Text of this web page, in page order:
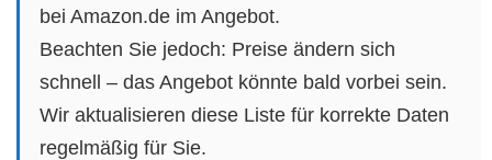
bei Amazon.de im Angebot.
Beachten Sie jedoch: Preise ändern sich
schnell – das Angebot könnte bald vorbei sein.
Wir aktualisieren diese Liste für korrekte Daten
regelmäßig für Sie.